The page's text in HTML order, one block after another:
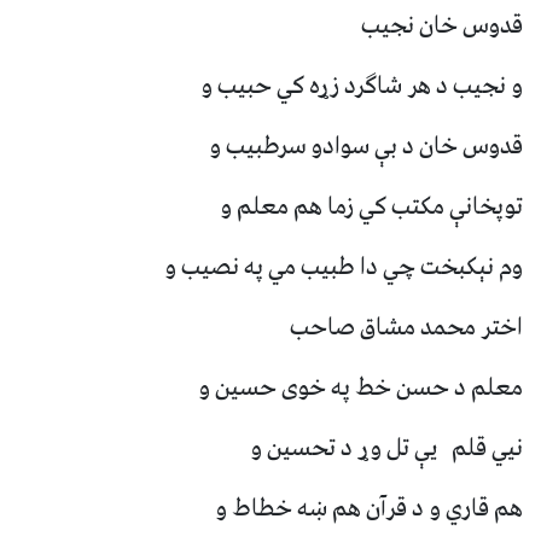
قدوس خان نجیب
و نجیب د هر شاګرد زړه کي حبیب و
قدوس خان د بې سوادو سرطبیب و
توپخانې مکتب کي زما هم معلم و
وم نېکبخت چي دا طبیب مي په نصیب و
اختر محمد مشاق صاحب
معلم د حسن خط په خوی حسین و
نیي قلم یې تل وړ د تحسین و
هم قاري و د قرآن هم ښه خطاط و